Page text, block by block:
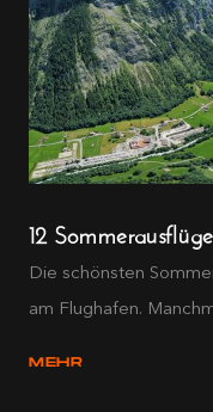
12
Die schönsten
am Flughafen.
MEHR